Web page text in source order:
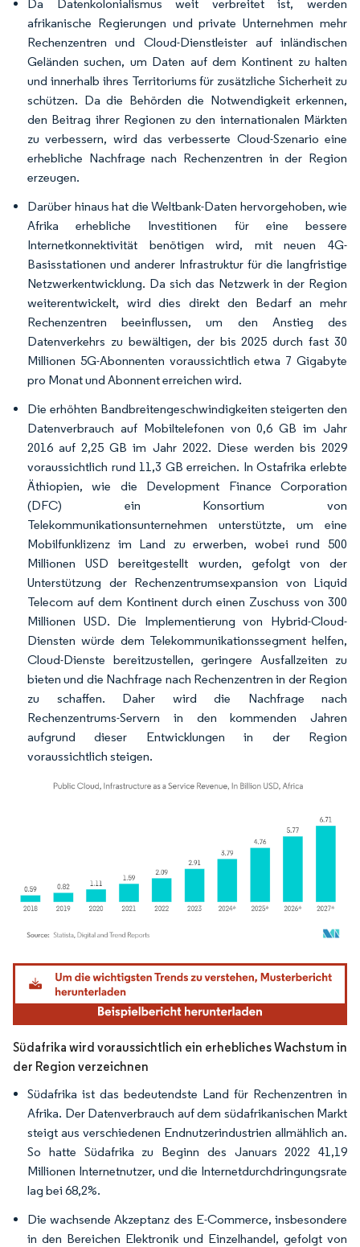
Da Datenkolonialismus weit verbreitet ist, werden
afrikanische Regierungen und private Unternehmen mehr
Rechenzentren und Cloud-Dienstleister auf inländischen
Geländen suchen, um Daten auf dem Kontinent zu halten
und innerhalb ihres Territoriums für zusätzliche Sicherheit zu
schützen. Da die Behörden die Notwendigkeit erkennen,
den Beitrag ihrer Regionen zu den internationalen Märkten
zu verbessern, wird das verbesserte Cloud-Szenario eine
erhebliche Nachfrage nach Rechenzentren in der Region
erzeugen.
Darüber hinaus hat die Weltbank-Daten hervorgehoben, wie
Afrika erhebliche Investitionen für eine bessere
Internetkonnektivität benötigen wird, mit neuen 4G-
Basisstationen und anderer Infrastruktur für die langfristige
Netzwerkentwicklung. Da sich das Netzwerk in der Region
weiterentwickelt, wird dies direkt den Bedarf an mehr
Rechenzentren beeinflussen, um den Anstieg des
Datenverkehrs zu bewältigen, der bis 2025 durch fast 30
Millionen 5G-Abonnenten voraussichtlich etwa 7 Gigabyte
pro Monat und Abonnent erreichen wird.
Die erhöhten Bandbreitengeschwindigkeiten steigerten den
Datenverbrauch auf Mobiltelefonen von 0,6 GB im Jahr
2016 auf 2,25 GB im Jahr 2022. Diese werden bis 2029
voraussichtlich rund 11,3 GB erreichen. In Ostafrika erlebte
Äthiopien, wie die Development Finance Corporation
(DFC) ein Konsortium von
Telekommunikationsunternehmen unterstützte, um eine
Mobilfunklizenz im Land zu erwerben, wobei rund 500
Millionen USD bereitgestellt wurden, gefolgt von der
Unterstützung der Rechenzentrumsexpansion von Liquid
Telecom auf dem Kontinent durch einen Zuschuss von 300
Millionen USD. Die Implementierung von Hybrid-Cloud-
Diensten würde dem Telekommunikationssegment helfen,
Cloud-Dienste bereitzustellen, geringere Ausfallzeiten zu
bieten und die Nachfrage nach Rechenzentren in der Region
zu schaffen. Daher wird die Nachfrage nach
Rechenzentrums-Servern in den kommenden Jahren
aufgrund dieser Entwicklungen in der Region
voraussichtlich steigen.
Bild © Mordor Intelligence. Wiederverwendung erfordert Namensnennung gemäß
Südafrika wird voraussichtlich ein erhebliches Wachstum in
der Region verzeichnen
Südafrika ist das bedeutendste Land für Rechenzentren in
Afrika. Der Datenverbrauch auf dem südafrikanischen Markt
steigt aus verschiedenen Endnutzerindustrien allmählich an.
So hatte Südafrika zu Beginn des Januars 2022 41,19
Millionen Internetnutzer, und die Internetdurchdringungsrate
lag bei 68,2%.
Die wachsende Akzeptanz des E-Commerce, insbesondere
in den Bereichen Elektronik und Einzelhandel, gefolgt von